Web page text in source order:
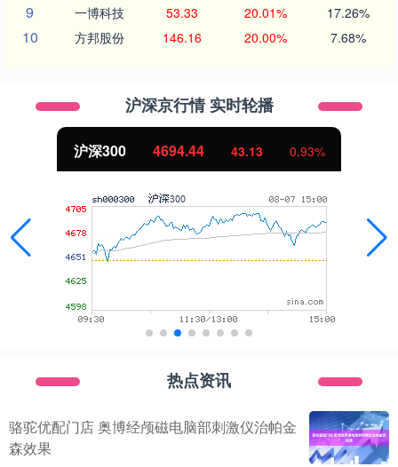
9 一博科技 53.33 20.01% 17.26%
10 方邦股份 146.16 20.00% 7.68%
沪深京行情 实时轮播
沪深300 4694.44 43.13 0.93%
热点资讯
骆驼优配门店 奥博经颅磁电脑部刺激仪治帕金
森效果